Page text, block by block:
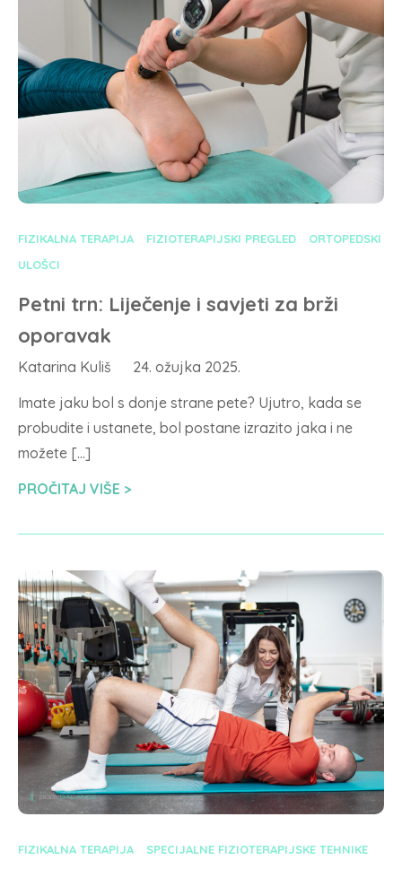
FIZIKALNA TERAPIJA FIZIOTERAPIJSKI PREGLED
ORTOPEDSKI
ULOŠCI
Petni trn: Liječenje i savjeti za brži
oporavak
Katarina Kuliš
24. ožujka 2025.
Imate jaku bol s donje strane pete? Ujutro, kada se
probudite i ustanete, bol postane izrazito jaka i ne
možete […]
PROČITAJ VIŠE
FIZIKALNA TERAPIJA SPECIJALNE FIZIOTERAPIJSKE TEHNIKE